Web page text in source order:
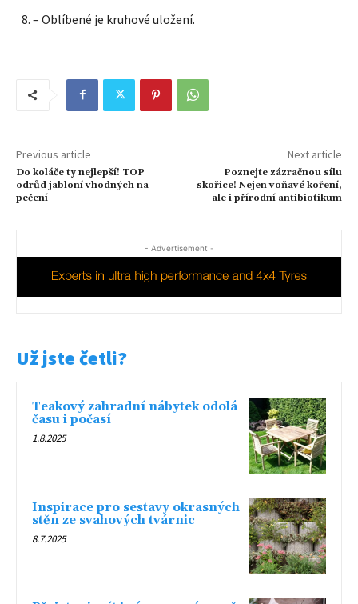
– Oblíbené je kruhové uložení.
Previous article
Do koláče ty nejlepší! TOP
odrůd jabloní vhodných na
pečení
Next article
Poznejte zázračnou sílu
skořice! Nejen voňavé koření,
ale i přírodní antibiotikum
- Advertisement -
Už jste četli?
Teakový zahradní nábytek odolá
času i počasí
1.8.2025
Inspirace pro sestavy okrasných
stěn ze svahových tvárnic
8.7.2025